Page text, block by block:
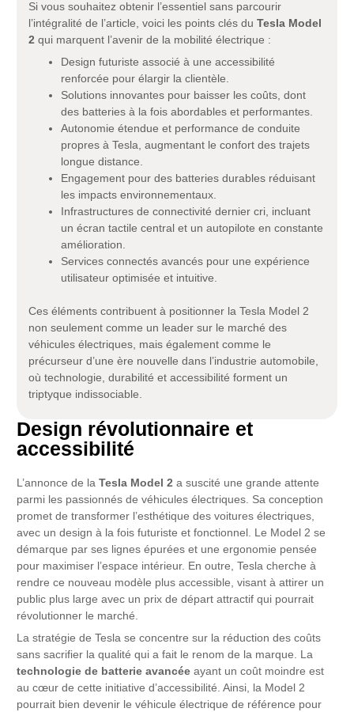
Si vous souhaitez obtenir l’essentiel sans parcourir
l’intégralité de l’article, voici les points clés duTesla Model
2 qui marquent l’avenir de la mobilité électrique :
Design futuriste associé à une accessibilité
renforcée pour élargir la clientèle.
Solutions innovantes pour baisser les coûts, dont
des batteries à la fois abordables et performantes.
Autonomie étendue et performance de conduite
propres à Tesla, augmentant le confort des trajets
longue distance.
Engagement pour des batteries durables réduisant
les impacts environnementaux.
Infrastructures de connectivité dernier cri, incluant
un écran tactile central et un autopilote en constante
amélioration.
Services connectés avancés pour une expérience
utilisateur optimisée et intuitive.
Ces éléments contribuent à positionner la Tesla Model 2
non seulement comme un leader sur le marché des
véhicules électriques, mais également comme le
précurseur d’une ère nouvelle dans l’industrie automobile,
où technologie, durabilité et accessibilité forment un
triptyque indissociable.
Design révolutionnaire et
accessibilité
L’annonce de laTesla Model 2 a suscité une grande attente
parmi les passionnés de véhicules électriques. Sa conception
promet de transformer l’esthétique des voitures électriques,
avec un design à la fois futuriste et fonctionnel. Le Model 2 se
démarque par ses lignes épurées et une ergonomie pensée
pour maximiser l’espace intérieur. En outre, Tesla cherche à
rendre ce nouveau modèle plus accessible, visant à attirer un
public plus large avec un prix de départ attractif qui pourrait
révolutionner le marché.
La stratégie de Tesla se concentre sur la réduction des coûts
sans sacrifier la qualité qui a fait le renom de la marque. La
technologie de batterie avancée ayant un coût moindre est
au cœur de cette initiative d’accessibilité. Ainsi, la Model 2
pourrait bien devenir le véhicule électrique de référence pour